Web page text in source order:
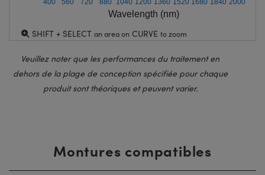
Wavelength (nm)
400 560 720 880 1040 1200 1360 1520 1680 1840 2000
SHIFT + SELECT an area on CURVE to zoom
Veuillez noter que les performances du traitement en
dehors de la plage de conception spécifiée pour chaque
produit sont théoriques et peuvent varier.
Montures compatibles